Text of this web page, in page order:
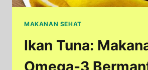
MAKANAN SEHAT
Ikan Tuna:
Omega-3